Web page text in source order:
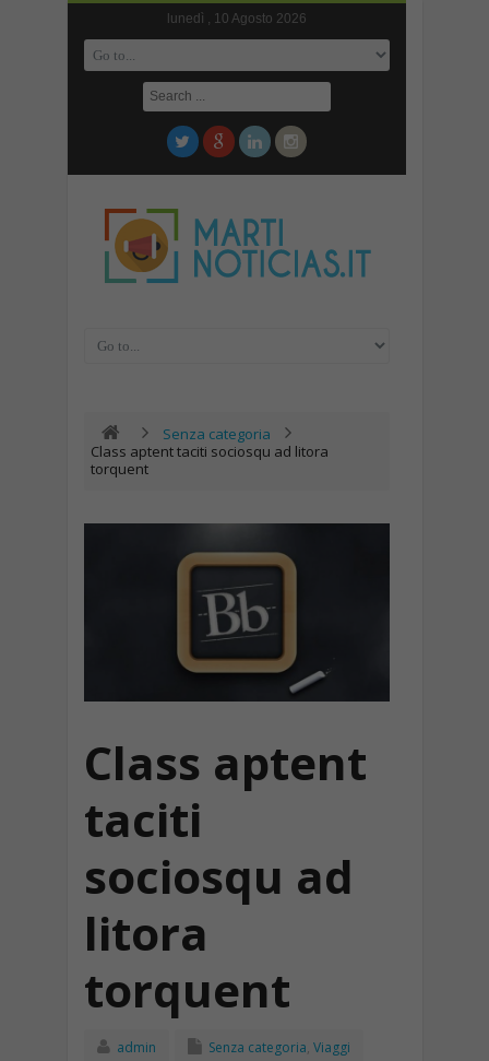
lunedì , 10 Agosto 2026
Senza categoria
Class aptent taciti sociosqu ad litora
torquent
Class aptent
taciti
sociosqu ad
litora
torquent
admin Senza categoria, Viaggi